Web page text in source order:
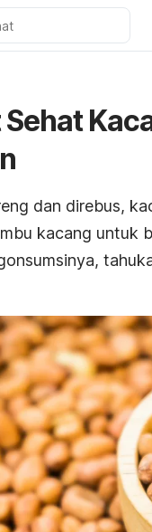
dan direbus,
kacang untuk